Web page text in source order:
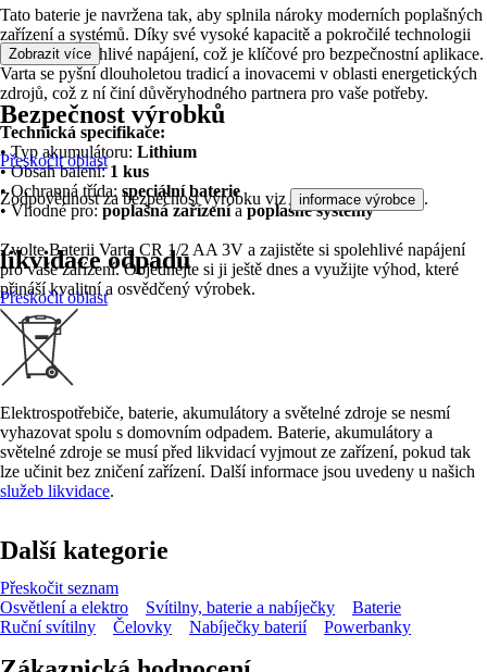
Tato baterie je navržena tak, aby splnila nároky moderních poplašných
zařízení a systémů. Díky své vysoké kapacitě a pokročilé technologii
zajišťuje spolehlivé napájení, což je klíčové pro bezpečnostní aplikace.
Varta se pyšní dlouholetou tradicí a inovacemi v oblasti energetických
zdrojů, což z ní činí důvěryhodného partnera pro vaše potřeby.
Technická specifikace:
• Typ akumulátoru: Lithium
• Obsah balení:1 kus
• Ochranná třída: speciální baterie
• Vhodné pro:poplašná zařízeníapoplašné systémy
Zvolte Baterii Varta CR 1/2 AA 3V a zajistěte si spolehlivé napájení
pro vaše zařízení. Objednejte si ji ještě dnes a využijte výhod, které
přináší kvalitní a osvědčený výrobek.
Zobrazit více
Bezpečnost výrobků
Přeskočit oblast
Zodpovědnost za bezpečnost výrobku viz informace výrobce .
likvidace odpadu
Přeskočit oblast
Elektrospotřebiče, baterie, akumulátory a světelné zdroje se nesmí
vyhazovat spolu s domovním odpadem. Baterie, akumulátory a
světelné zdroje se musí před likvidací vyjmout ze zařízení, pokud tak
lze učinit bez zničení zařízení. Další informace jsou uvedeny u našich
služeb likvidace.
Další kategorie
Přeskočit seznam
Osvětlení a elektro
Svítilny, baterie a nabíječky
Baterie
Ruční svítilny
Čelovky Nabíječky baterií Powerbanky